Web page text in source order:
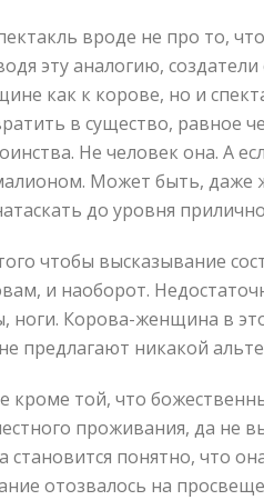
вроде не про то,
эту аналогию,
как к корове, но и
в существо, равное
Не человек она. А
Может быть, даже
до уровня
чтобы высказывание
и наоборот.
ноги. Корова-женщина в
предлагают никакой
кроме той, что
проживания, да не
становится понятно, что
отозвалось на